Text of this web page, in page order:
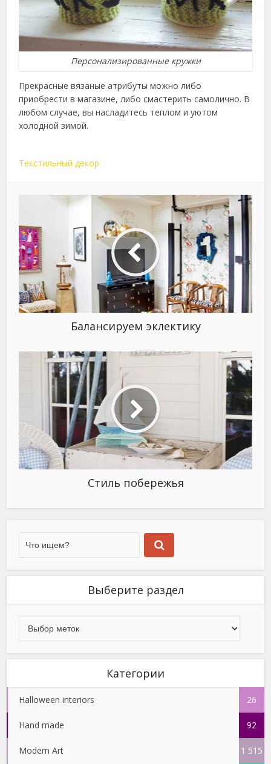
Персонализированные кружки
Прекрасные вязаные атрибуты можно либо
приобрести в магазине, либо смастерить самолично. В
любом случае, вы насладитесь теплом и уютом
холодной зимой.
Текстильный декор
Балансируем эклектику
Стиль побережья
Выберите раздел
Категории
Halloween interiors 26
Hand made 92
Modern Art 1 515